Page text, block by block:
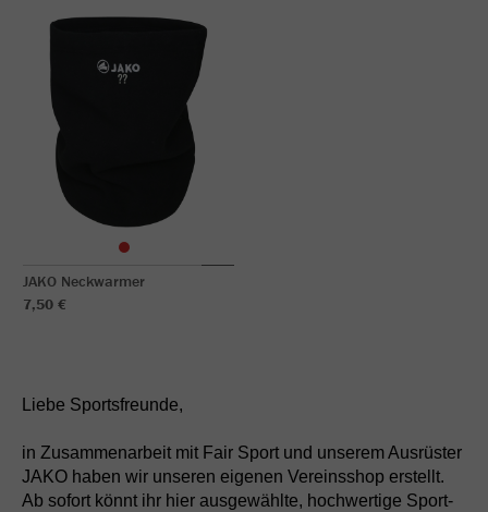
JAKO Neckwarmer
7,50 €
Liebe Sportsfreunde,
in Zusammenarbeit mit Fair Sport und unserem Ausrüster
JAKO haben wir unseren eigenen Vereinsshop erstellt.
Ab sofort könnt ihr hier ausgewählte, hochwertige Sport-